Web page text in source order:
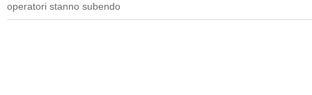
operatori stanno subendo